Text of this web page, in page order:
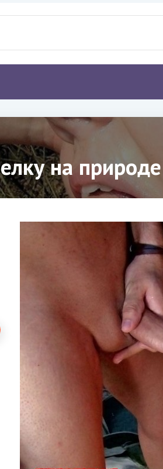
на